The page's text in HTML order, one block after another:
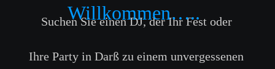
Suchen Sie einen DJ, der Ihr Fest oder
Ihre Party in Darß zu einem unvergessenen
Willkommen…..